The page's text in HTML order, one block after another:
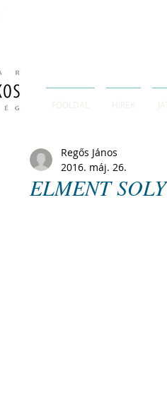
ELMENT
Regős János
2016. máj. 26.